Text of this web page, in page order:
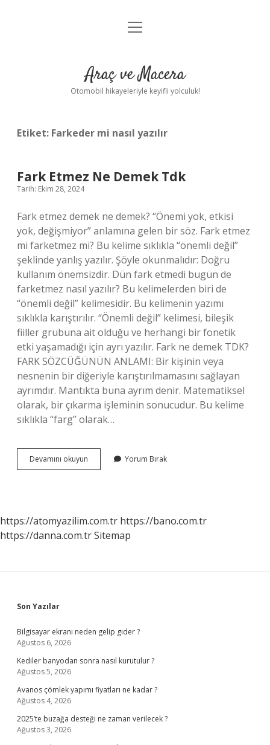
Anasayfa
Yasal Uyarı
menüyü
Araç ve Macera
Otomobil hikayeleriyle keyifli yolculuk!
Etiket: Farkeder mi nasıl yazılır
Fark Etmez Ne Demek Tdk
Tarih: Ekim 28, 2024
Fark etmez demek ne demek? “Önemi yok, etkisi
yok, değişmiyor” anlamına gelen bir söz. Fark etmez
mi farketmez mi? Bu kelime sıklıkla “önemli değil”
şeklinde yanlış yazılır. Şöyle okunmalıdır: Doğru
kullanım önemsizdir. Dün fark etmedi bugün de
farketmez nasıl yazılır? Bu kelimelerden biri de
“önemli değil” kelimesidir. Bu kelimenin yazımı
sıklıkla karıştırılır. “Önemli değil” kelimesi, bileşik
fiiller grubuna ait olduğu ve herhangi bir fonetik
etki yaşamadığı için ayrı yazılır. Fark ne demek TDK?
FARK SÖZCÜĞÜNÜN ANLAMI: Bir kişinin veya
nesnenin bir diğeriyle karıştırılmamasını sağlayan
ayrımdır. Mantıkta buna ayrım denir. Matematiksel
olarak, bir çıkarma işleminin sonucudur. Bu kelime
sıklıkla “farg” olarak…
Devamını okuyun
Etmez
Yorum Bırak
https://atomyazilim.com.tr https://bano.com.tr
https://danna.com.trSitemap
Sidebar
Son Yazılar
Bilgisayar ekranı neden gelip gider ?
Ağustos 6, 2026
Kediler banyodan sonra nasıl kurutulur ?
Ağustos 5, 2026
Avanos çömlek yapımı fiyatları ne kadar ?
Ağustos 4, 2026
2025’te buzağa desteği ne zaman verilecek ?
Ağustos 3, 2026